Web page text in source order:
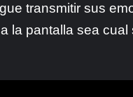
transmitir sus
la pantalla sea